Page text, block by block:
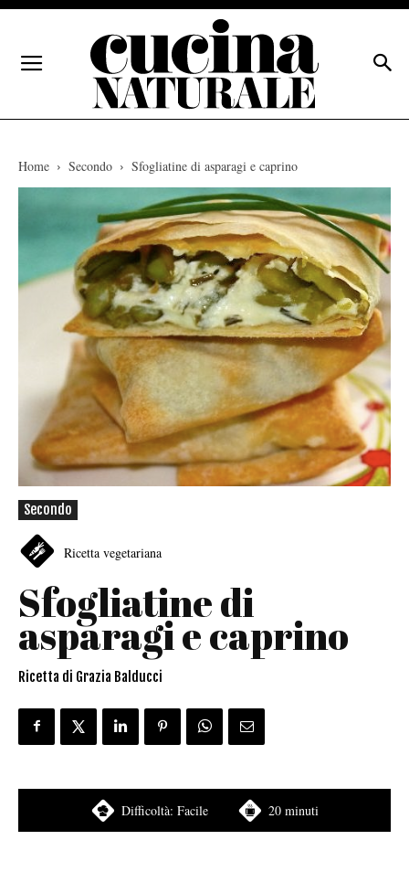
Home Secondo Sfogliatine di asparagi e caprino
Secondo
Ricetta vegetariana
Sfogliatine di
asparagi e caprino
Ricetta di Grazia Balducci
Difficoltà: Facile 20 minuti